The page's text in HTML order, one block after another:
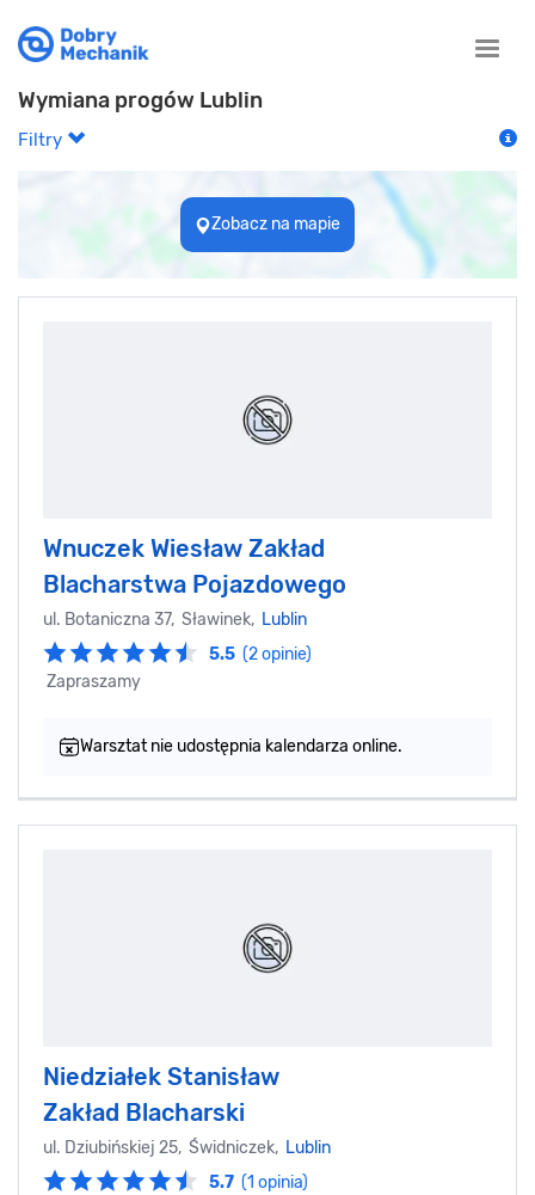
Toggle
Wymiana progów Lublin
Filtry
Zobacz na mapie
Wnuczek Wiesław Zakład
Blacharstwa Pojazdowego
ul. Botaniczna 37, Sławinek, Lublin
5.5 (2 opinie)
Zapraszamy
Warsztat nie udostępnia kalendarza online.
Niedziałek Stanisław
Zakład Blacharski
ul. Dziubińskiej 25, Świdniczek, Lublin
5.7 (1 opinia)